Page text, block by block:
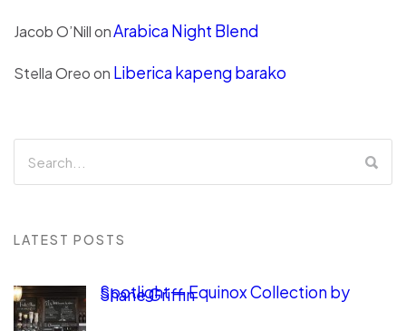
Jacob O’NillonArabica Night Blend
Stella Oreoon Liberica kapeng barako
LATEST POSTS
Spotlight — Equinox Collection by
Shane Griffin